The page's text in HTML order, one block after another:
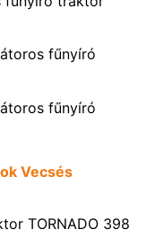
fűnyíró
fűnyíró
Vecsés
TORNADO 398